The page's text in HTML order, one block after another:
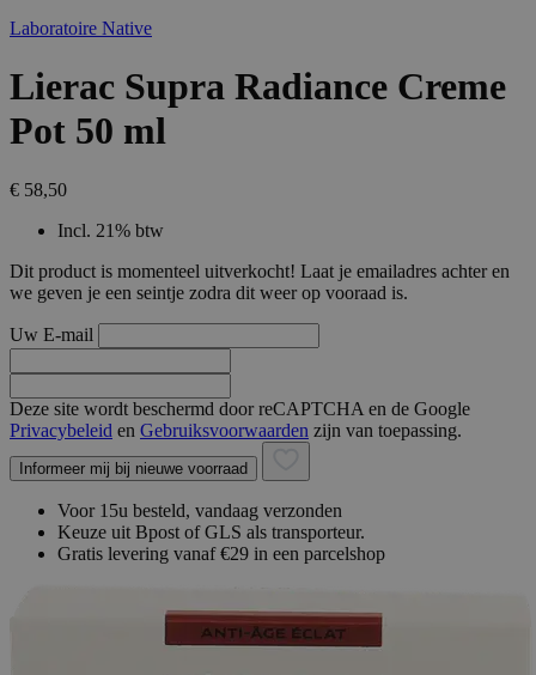
Laboratoire Native
Lierac Supra Radiance Creme
Pot 50 ml
€ 58,50
Incl. 21% btw
Dit product is momenteel uitverkocht! Laat je emailadres achter en
we geven je een seintje zodra dit weer op vooraad is.
Uw E-mail
Deze site wordt beschermd door reCAPTCHA en de Google
Privacybeleid en Gebruiksvoorwaarden zijn van toepassing.
Informeer mij bij nieuwe voorraad
Voor 15u besteld, vandaag verzonden
Keuze uit Bpost of GLS als transporteur.
Gratis levering vanaf €29 in een parcelshop